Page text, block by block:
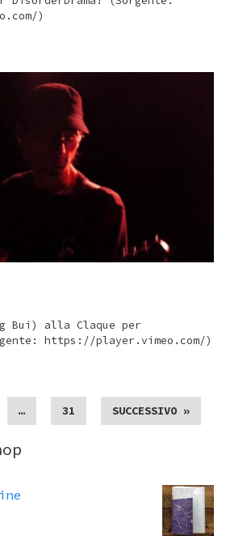
)
Bui) alla Claque per
https://player.vimeo.com/)
… 31 SUCCESSIVO »